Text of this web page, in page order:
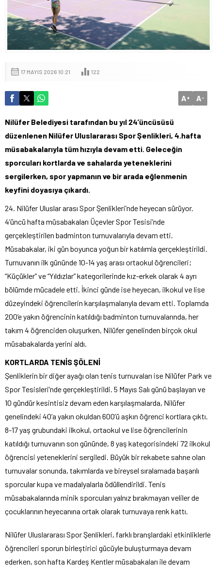
17 MAYIS 2026 10:21 122
A+ A-
Nilüfer Belediyesi tarafından bu yıl 24’üncüsüsü
düzenlenen Nilüfer Uluslararası Spor Şenlikleri, 4.hafta
müsabakalarıyla tüm hızıyla devam etti. Geleceğin
sporcuları kortlarda ve sahalarda yeteneklerini
sergilerken, spor yapmanın ve bir arada eğlenmenin
keyfini doyasıya çıkardı.
24. Nilüfer Uluslar arası Spor Şenlikleri’nde heyecan sürüyor.
4’üncü hafta müsabakaları Üçevler Spor Tesisi’nde
gerçekleştirilen badminton turnuvalarıyla devam etti.
Müsabakalar, iki gün boyunca yoğun bir katılımla gerçekleştirildi.
Turnuvanın ilk gününde 10-14 yaş arası ortaokul öğrencileri;
“Küçükler” ve “Yıldızlar” kategorilerinde kız-erkek olarak 4 ayrı
bölümde mücadele etti. İkinci günde ise heyecan, ilkokul ve lise
düzeyindeki öğrencilerin karşılaşmalarıyla devam etti. Toplamda
200’e yakın öğrencinin katıldığı badminton turnuvalarında, her
takım 4 öğrenciden oluşurken, Nilüfer genelinden birçok okul
müsabakalarda yerini aldı.
KORTLARDA TENİS ŞÖLENİ
Şenliklerin bir diğer ayağı olan tenis turnuvaları ise Nilüfer Park ve
Spor Tesisleri’nde gerçekleştirildi. 5 Mayıs Salı günü başlayan ve
10 gündür kesintisiz devam eden karşılaşmalarda, Nilüfer
genelindeki 40’a yakın okuldan 600’ü aşkın öğrenci kortlara çıktı.
8-17 yaş grubundaki ilkokul, ortaokul ve lise öğrencilerinin
katıldığı turnuvanın son gününde, 8 yaş kategorisindeki 72 ilkokul
öğrencisi yeteneklerini sergiledi. Büyük bir rekabete sahne olan
turnuvalar sonunda, takımlarda ve bireysel sıralamada başarılı
sporcular kupa ve madalyalarla ödüllendirildi. Tenis
müsabakalarında minik sporcuları yalnız bırakmayan veliler de
çocuklarının heyecanına ortak olarak turnuvaya renk kattı.
Nilüfer Uluslararası Spor Şenlikleri, farklı branşlardaki etkinliklerle
öğrencileri sporun birleştirici gücüyle buluşturmaya devam
ederken, son hafta Kardeş Kentler müsabakaları ile devam